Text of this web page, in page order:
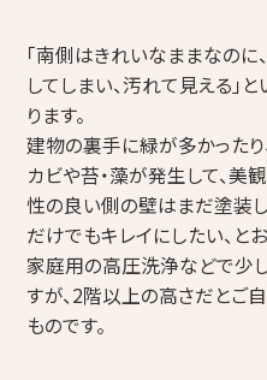
「南側はきれいなままなの
してしまい、汚れて見える」
ります。
建物の裏手に緑が多かった
カビや苔・藻が発生して、美
性の良い側の壁はまだ塗装
だけでもキレイにしたい、と
家庭用の高圧洗浄などで少
すが、2階以上の高さだとご
ものです。